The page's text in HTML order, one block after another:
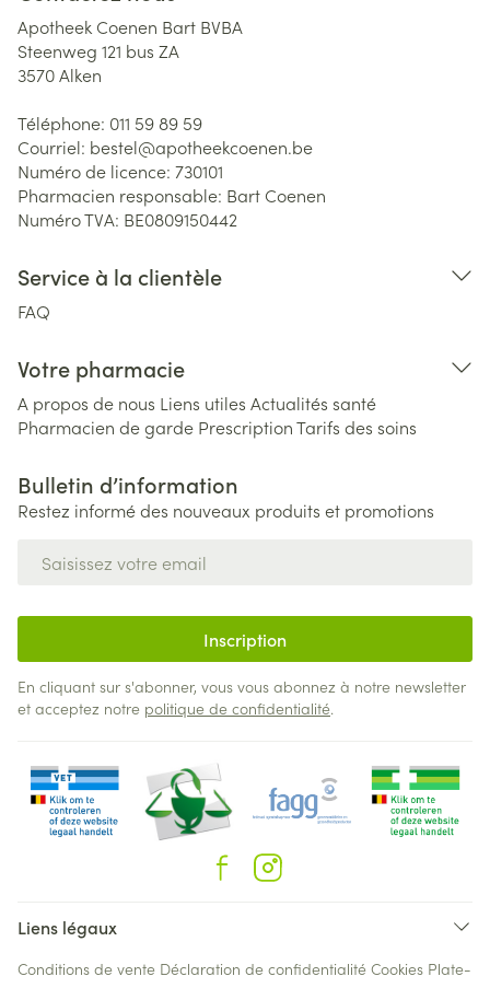
Apotheek Coenen Bart BVBA
Steenweg 121 bus ZA
3570Alken
Téléphone: 011 59 89 59
Courriel: bestel@apotheekcoenen.be
Numéro de licence: 730101
Pharmacien responsable: Bart Coenen
Numéro TVA: BE0809150442
Service à la clientèle
FAQ
Votre pharmacie
A propos de nous Liens utiles Actualités santé
Pharmacien de garde PrescriptionTarifs des soins
Bulletin d’information
Restez informé des nouveaux produits et promotions
Inscription
En cliquant sur s'abonner, vous vous abonnez à notre newsletter
et acceptez notre politique de confidentialité.
Liens légaux
Conditions de vente Déclaration de confidentialité Cookies Plate-